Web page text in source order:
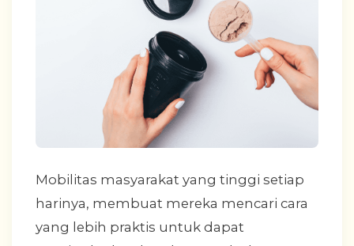
Mobilitas masyarakat yang tinggi setiap
harinya, membuat mereka mencari cara
yang lebih praktis untuk dapat